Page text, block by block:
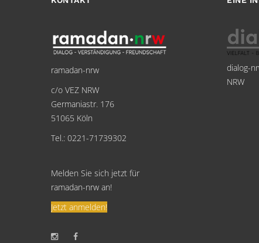
ramadan-nrw
c/o VEZ NRW
Germaniastr. 176
51065 Köln
Tel.: 0221-71739302
Melden Sie sich jetzt für
ramadan-nrw an!
Jetzt anmelden!
dialog-
NRW